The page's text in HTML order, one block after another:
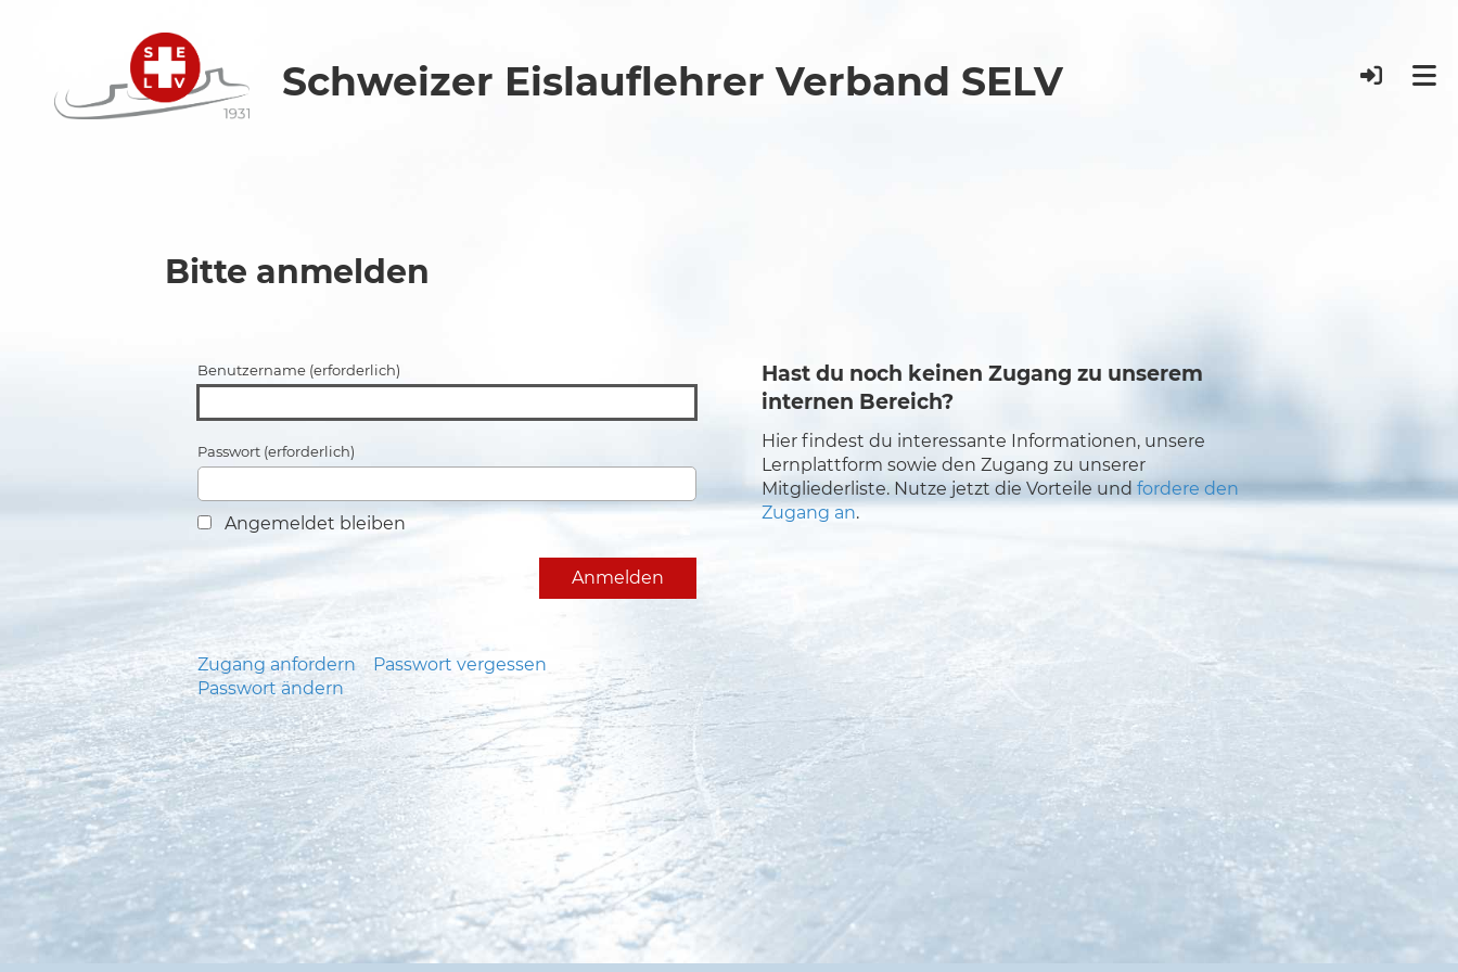
Schweizer Eislauflehrer Verband SELV
Bitte anmelden
Benutzername (erforderlich)
Passwort (erforderlich)
Angemeldet bleiben
Zugang anfordern
Passwort vergessen
Passwort ändern
Hast du noch keinen Zugang zu unserem
internen Bereich?
Hier findest du interessante Informationen, unsere
Lernplattform sowie den Zugang zu unserer
Mitgliederliste. Nutze jetzt die Vorteile und fordere den
Zugang an.